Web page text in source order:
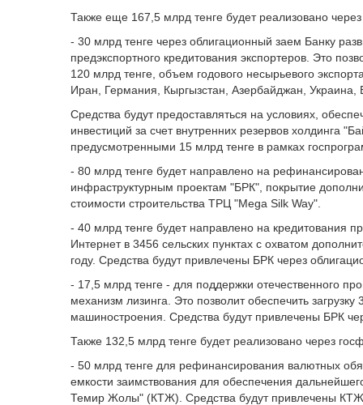
Также еще 167,5 млрд тенге будет реализовано
- 30 млрд тенге через облигационный заем Банку
предэкспортного кредитования экспортеров. Это
120 млрд тенге, объем годового несырьевого
Иран, Германия, Кыргызстан, Азербайджан, Украина,
Средства будут предоставляться на условиях,
инвестиций за счет внутренних резервов холдинга
предусмотренными 15 млрд тенге в рамках
- 80 млрд тенге будет направлено на
инфраструктурным проектам "БРК", покрытие
стоимости строительства ТРЦ "Mega Silk Way".
- 40 млрд тенге будет направлено на кредитования
Интернет в 3456 сельских пунктах с охватом
году. Средства будут привлечены БРК через
- 17,5 млрд тенге - для поддержки отечественного
механизм лизинга. Это позволит обеспечить
машиностроения. Средства будут привлечены БРК
Также 132,5 млрд тенге будет реализовано через
- 50 млрд тенге для рефинансирования валютных
емкости заимствования для обеспечения
Темир Жолы" (КТЖ). Средства будут привлечены КТЖ